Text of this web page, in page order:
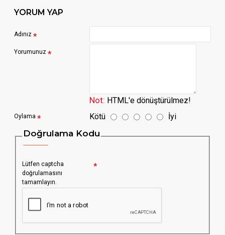
YORUM YAP
Adınız
Yorumunuz
Not: HTML'e dönüştürülmez!
Oylama Kötü İyi
Doğrulama Kodu
Lütfen captcha
doğrulamasını
tamamlayın.